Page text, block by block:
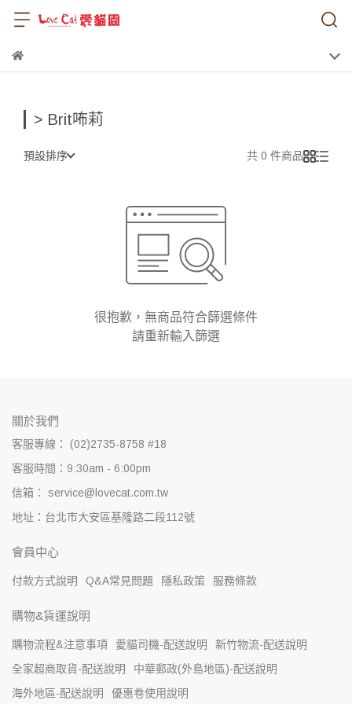
> Brit咘莉
預設排序 共 0 件商品
很抱歉，無商品符合篩選條件
請重新輸入篩選
關於我們
客服專線： (02)2735-8758 #18
客服時間：9:30am - 6:00pm
信箱： service@lovecat.com.tw
地址：台北市大安區基隆路二段112號
會員中心
付款方式說明 Q&A常見問題 隱私政策 服務條款
購物&貨運說明
購物流程&注意事項 愛貓司機-配送說明
新竹物流-配送說明
全家超商取貨-配送說明
中華郵政(外島地區)-配送說明
海外地區-配送說明
優惠卷使用說明